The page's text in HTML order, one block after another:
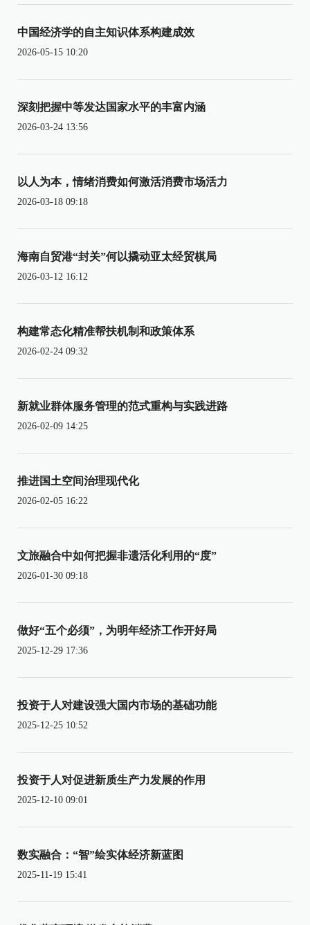
中国经济学的自主知识体系构建成效
2026-05-15 10:20
深刻把握中等发达国家水平的丰富内涵
2026-03-24 13:56
以人为本，情绪消费如何激活消费市场活力
2026-03-18 09:18
海南自贸港“封关”何以撬动亚太经贸棋局
2026-03-12 16:12
构建常态化精准帮扶机制和政策体系
2026-02-24 09:32
新就业群体服务管理的范式重构与实践进路
2026-02-09 14:25
推进国土空间治理现代化
2026-02-05 16:22
文旅融合中如何把握非遗活化利用的“度”
2026-01-30 09:18
做好“五个必须”，为明年经济工作开好局
2025-12-29 17:36
投资于人对建设强大国内市场的基础功能
2025-12-25 10:52
投资于人对促进新质生产力发展的作用
2025-12-10 09:01
数实融合：“智”绘实体经济新蓝图
2025-11-19 15:41